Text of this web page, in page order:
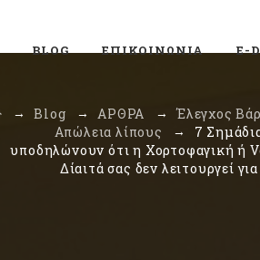
BLOG ΕΠΙΚΟΙΝΩΝΊΑ E-
→ Blog → ΑΡΘΡΑ → Έλεγχος
Απώλεια λίπους →
7
υποδηλώνουν ότι η Χορτοφαγική ή
Δίαιτά σας δεν λειτουργεί